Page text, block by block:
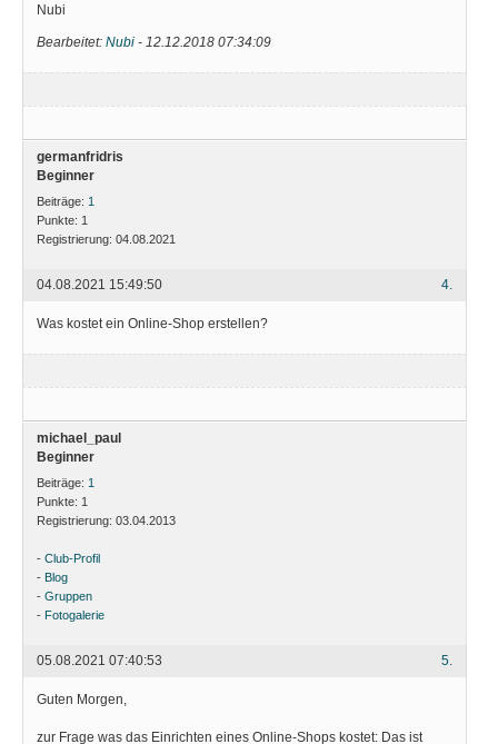
Nubi
Bearbeitet: Nubi - 12.12.2018 07:34:09
germanfridris
Beginner
Beiträge: 1
Punkte: 1
Registrierung: 04.08.2021
4.
04.08.2021 15:49:50
Was kostet ein Online-Shop erstellen?
michael_paul
Beginner
Beiträge: 1
Punkte: 1
Registrierung: 03.04.2013
- Club-Profil
- Blog
- Gruppen
- Fotogalerie
5.
05.08.2021 07:40:53
Guten Morgen,
zur Frage was das Einrichten eines Online-Shops kostet: Das ist